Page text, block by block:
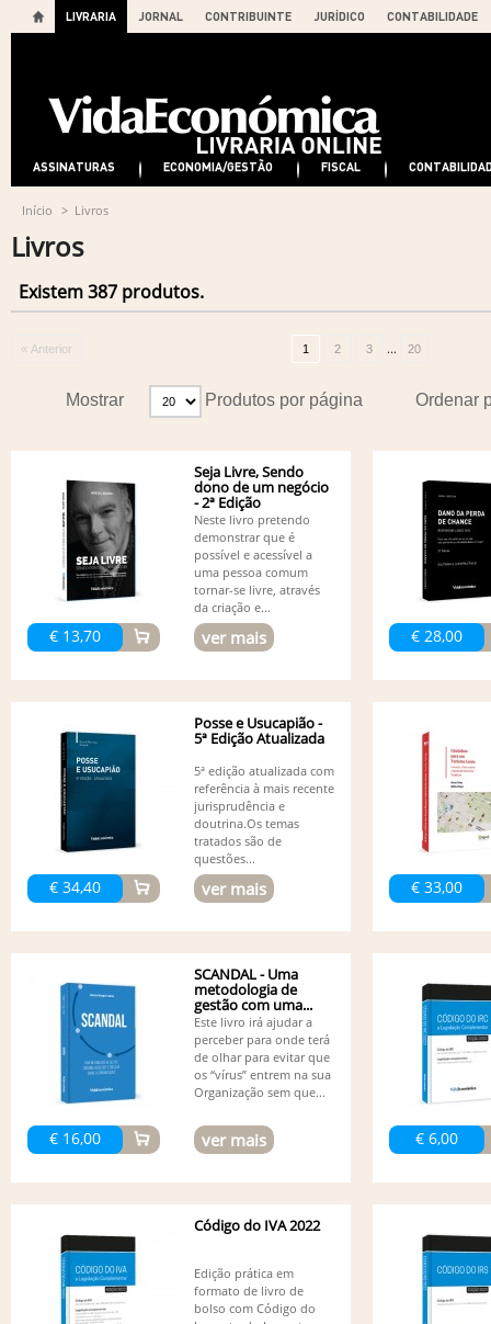
LIVRARIA JORNAL CONTRIBUINTE JURÍDICO CONTABILIDADE
ASSINATURAS ECONOMIA/GESTÃO FISCAL
Início > Livros
Livros
Existem 387 produtos.
« Anterior 1 2 3 ... 20
Ordenar
Mostrar Produtos por página
€ 13,70
Seja Livre, Sendo
dono de um negócio
- 2ª Edição
Neste livro pretendo
demonstrar que é
possível e acessível a
uma pessoa comum
tornar-se livre, através
da criação e...
ver mais € 28,00
€ 34,40
Posse e Usucapião -
5ª Edição Atualizada
5ª edição atualizada com
referência à mais recente
jurisprudência e
doutrina.Os temas
tratados são de
questões...
ver mais € 33,00
€ 16,00
SCANDAL - Uma
metodologia de
gestão com uma...
Este livro irá ajudar a
perceber para onde terá
de olhar para evitar que
os “vírus” entrem na sua
Organização sem que...
ver mais € 6,00
Código do IVA 2022
Edição prática em
formato de livro de
bolso com Código do